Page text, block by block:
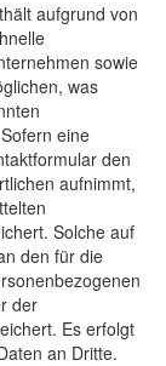
aufgrund von
sowie
was
eine
den
aufnimmt,
Solche auf
den für die
der
Es erfolgt
an Dritte.